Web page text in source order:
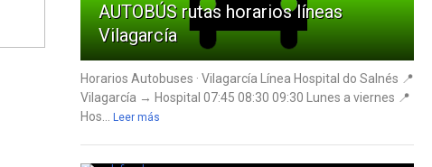
AUTOBÚS rutas horarios líneas
Vilagarcía
Horarios Autobuses · Vilagarcía Línea Hospital do Salnés 📍
Vilagarcía → Hospital 07:45 08:30 09:30 Lunes a viernes 📍
Hos...
Leer más